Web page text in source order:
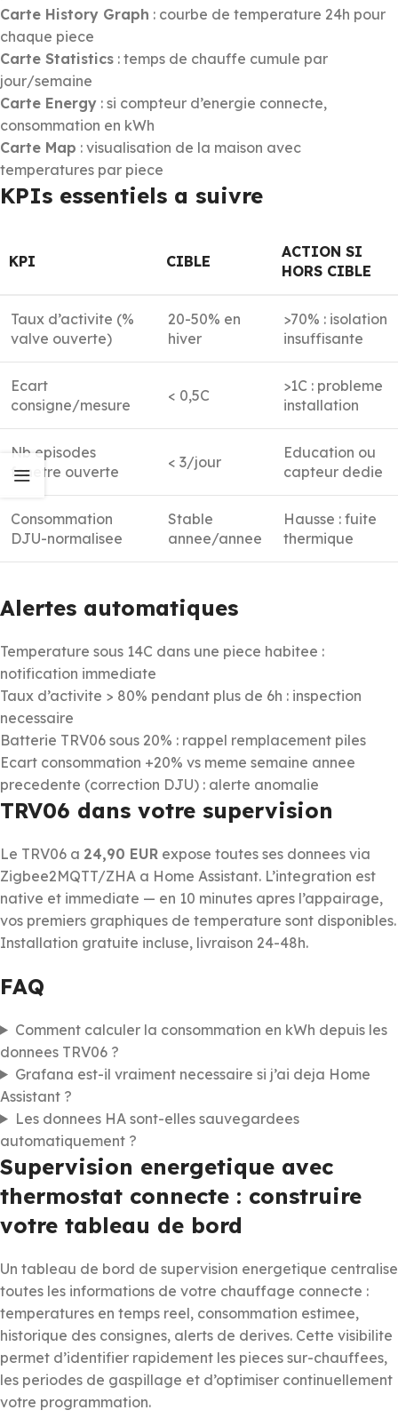
Carte History Graph : courbe de temperature 24h pour
chaque piece
Carte Statistics : temps de chauffe cumule par
jour/semaine
Carte Energy : si compteur d’energie connecte,
consommation en kWh
Carte Map : visualisation de la maison avec
temperatures par piece
KPIs essentiels a suivre
KPI CIBLE
ACTION SI
HORS CIBLE
Taux d’activite (%
valve ouverte)
20-50% en
hiver
>70% : isolation
insuffisante
Ecart
consigne/mesure
< 0,5C
>1C : probleme
installation
Nb episodes
fenetre ouverte
< 3/jour
Education ou
capteur dedie
Consommation
DJU-normalisee
Stable
annee/annee
Hausse : fuite
thermique
Alertes automatiques
Temperature sous 14C dans une piece habitee :
notification immediate
Taux d’activite > 80% pendant plus de 6h : inspection
necessaire
Batterie TRV06 sous 20% : rappel remplacement piles
Ecart consommation +20% vs meme semaine annee
precedente (correction DJU) : alerte anomalie
TRV06 dans votre supervision
Le TRV06 a 24,90 EUR expose toutes ses donnees via
Zigbee2MQTT/ZHA a Home Assistant. L’integration est
native et immediate — en 10 minutes apres l’appairage,
vos premiers graphiques de temperature sont disponibles.
Installation gratuite incluse, livraison 24-48h.
FAQ
Comment calculer la consommation en kWh depuis les
donnees TRV06 ?
Grafana est-il vraiment necessaire si j’ai deja Home
Assistant ?
Les donnees HA sont-elles sauvegardees
automatiquement ?
Supervision energetique avec
thermostat connecte : construire
votre tableau de bord
Un tableau de bord de supervision energetique centralise
toutes les informations de votre chauffage connecte :
temperatures en temps reel, consommation estimee,
historique des consignes, alerts de derives. Cette visibilite
permet d’identifier rapidement les pieces sur-chauffees,
les periodes de gaspillage et d’optimiser continuellement
votre programmation.